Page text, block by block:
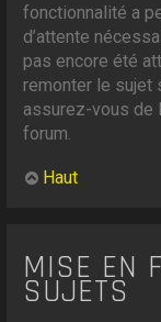
fonctionnalité a
d’attente
pas encore été
remonter le sujet
assurez-vous de
forum.
Haut
MISE EN
SUJETS